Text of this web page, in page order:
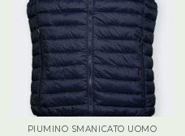
PIUMINO SMANICATO UOMO